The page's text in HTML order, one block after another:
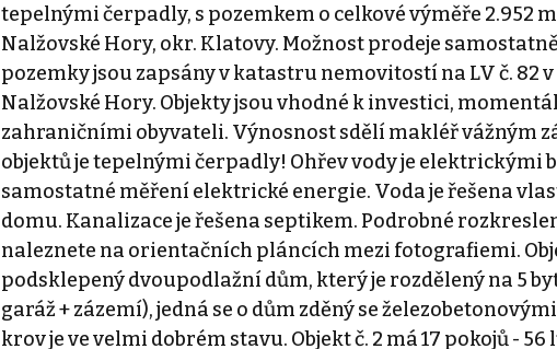
tepelnými čerpadly, s pozemkem o celkové výměře 2.952
Nalžovské Hory, okr. Klatovy. Možnost prodeje
pozemky jsou zapsány v katastru nemovitostí na LV č. 82
Nalžovské Hory. Objekty jsou vhodné k investici,
zahraničními obyvateli. Výnosnost sdělí makléř vážným
objektů je tepelnými čerpadly! Ohřev vody je elektrickými
samostatné měření elektrické energie. Voda je řešena
domu. Kanalizace je řešena septikem. Podrobné
naleznete na orientačních pláncích mezi fotografiemi.
podsklepený dvoupodlažní dům, který je rozdělený na 5 bytů
garáž + zázemí), jedná se o dům zděný se
krov je ve velmi dobrém stavu. Objekt č. 2 má 17 pokojů -